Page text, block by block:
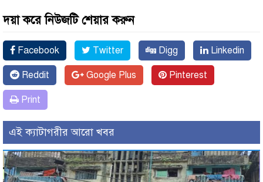
দয়া করে নিউজটি শেয়ার করুন
Facebook Twitter Digg Linkedin
Reddit Google Plus Pinterest
Print
এই ক্যাটাগরীর আরো খবর